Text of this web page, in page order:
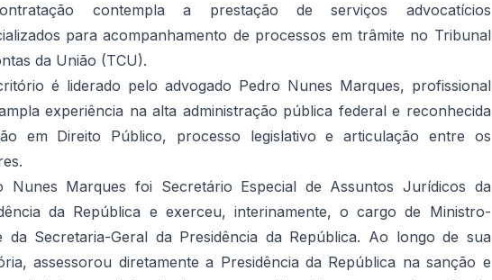
contempla a prestação de serviços advocatícios
para acompanhamento de processos em trâmite no Tribunal
da União (TCU).
é liderado pelo advogado Pedro Nunes Marques, profissional
experiência na alta administração pública federal e reconhecida
em Direito Público, processo legislativo e articulação entre os
Nunes Marques foi Secretário Especial de Assuntos Jurídicos da
da República e exerceu, interinamente, o cargo de Ministro-
da Secretaria-Geral da Presidência da República. Ao longo de sua
assessorou diretamente a Presidência da República na sanção e